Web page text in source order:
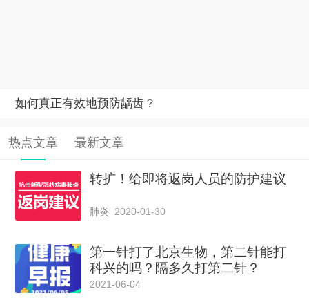
如何真正有效地预防龋齿？
热点文章 最新文章
转扩！给即将返岗人员的防护建议
肺炎 2020-01-30
第一针打了北京生物，第二针能打
科兴的吗？隔多久打第二针？
2021-06-04